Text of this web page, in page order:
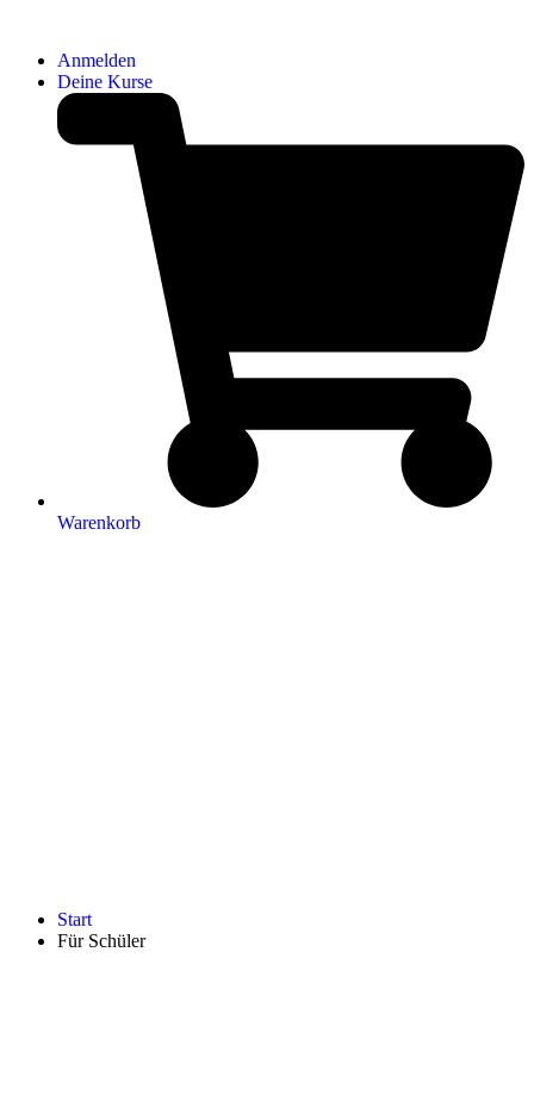
Anmelden
Deine Kurse
Warenkorb
Start
Für Schüler